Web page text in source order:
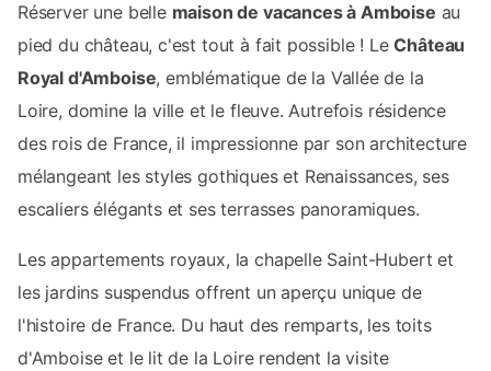
Réserver une belle maison de vacances à Amboise au
pied du château, c'est tout à fait possible ! LeChâteau
Royal d'Amboise, emblématique de la Vallée de la
Loire, domine la ville et le fleuve. Autrefois résidence
des rois de France, il impressionne par son architecture
mélangeant les styles gothiques et Renaissances, ses
escaliers élégants et ses terrasses panoramiques.
Les appartements royaux, la chapelle Saint-Hubert et
les jardins suspendus offrent un aperçu unique de
l'histoire de France. Du haut des remparts, les toits
d'Amboise et le lit de la Loire rendent la visite